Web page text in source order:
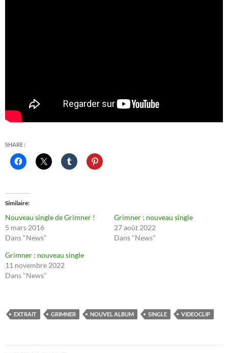
SHARE :
Similaire
Nouveau single de Grimner !
5 mars 2016
Dans "News"
Grimner : nouveau single
27 août 2022
Dans "News"
Grimner : nouveau single
11 novembre 2022
Dans "News"
EXTRAIT GRIMNER NOUVEL ALBUM SINGLE VIDEOCLIP